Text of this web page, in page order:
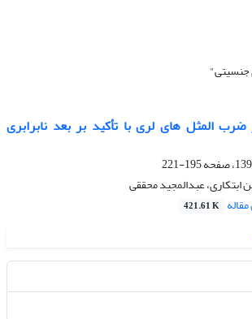
جنسیتی"
المثل های لری با تأکید بر بعد نابرابری
195-221
عبدالمجید محققی
421.61 K